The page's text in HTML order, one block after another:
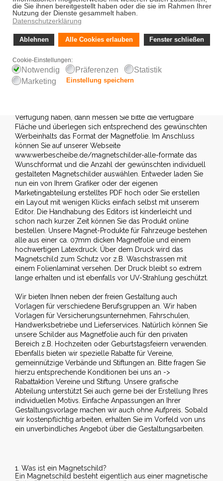
Unternehmen – egal ob Start-Up oder bereits etabliertes
Unternehmen – und möchten ein Produkt, eine
Dienstleistung bekannt machen? Falls Sie über ein Fahrzeug
oder bereits über eine kleine Flotte verfügen, dann sollten
Sie Magnetschilder als effektive Fahrzeugwerbung in die
meisten gängigen Fahrzeugtypen einfach an die Seitentüren
geheftet werden. Sie können so täglich hunderte von
Sichtkontakten ermöglichen. Bitte achten Sie aber darauf,
Verfügung haben, dann messen Sie bitte die verfügbare
Fläche und überlegen sich entsprechend des gewünschten
Werbeinhalts das Format der Magnetfolie. Im Anschluss
können Sie auf unserer Webseite
www.werbescheibe.de/magnetschilder-alle-formate das
Wunschformat und die Anzahl der gewünschten individuell
gestalteten Magnetschilder auswählen. Entweder laden Sie
nun ein von Ihrem Grafiker oder der eigenen
Marketingabteilung erstelltes PDF hoch oder Sie erstellen
ein Layout mit wenigen Klicks einfach selbst mit unserem
Editor. Die Handhabung des Editors ist kinderleicht und
schon nach kurzer Zeit können Sie das Produkt online
bestellen. Unsere Magnet-Produkte für Fahrzeuge bestehen
alle aus einer ca. 07mm dicken Magnetfolie und einem
hochwertigen Latexdruck. Über dem Druck wird das
Magnetschild zum Schutz vor z.B. Waschstrassen mit
einem Folienlaminat versehen. Der Druck bleibt so extrem
lange erhalten und ist ebenfalls vor UV-Strahlung geschützt.
Wir bieten Ihnen neben der freien Gestaltung auch
Vorlagen für verschiedene Berufsgruppen an. Wir haben
Vorlagen für Versicherungsunternehmen, Fahrschulen,
Handwerksbetriebe und Lieferservices. Natürlich können Sie
unsere Schilder aus Magnetfolie auch für den privaten
Bereich z.B. Hochzeiten oder Geburtstagsfeiern verwenden.
Ebenfalls bieten wir spezielle Rabatte für Vereine,
gemeinnützige Verbände und Stiftungen an. Bitte fragen Sie
hierzu entsprechende Konditionen bei uns an ->
Rabattaktion Vereine und Stiftung. Unsere grafische
Abteilung unterstützt Sei auch gerne bei der Erstellung Ihres
individuellen Motivs. Einfache Anpassungen an Ihrer
Gestaltungsvorlage machen wir auch ohne Aufpreis. Sobald
wir kostenpflichtig arbeiten, erhalten Sie im Vorfeld von uns
ein unverbindliches Angebot über die Gestaltungsarbeiten.
1. Was ist ein Magnetschild?
Ein Magnetschild besteht eigentlich aus einer magnetische